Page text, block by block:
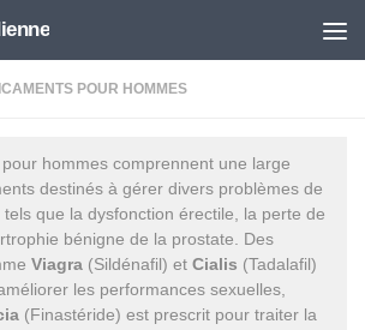
POUR HOMMES
hommes comprennent une large
destinés à gérer divers problèmes de
que la dysfonction érectile, la perte de
bénigne de la prostate. Des
Viagra (Sildénafil) et Cialis (Tadalafil)
les performances sexuelles,
(Finastéride) est prescrit pour traiter la